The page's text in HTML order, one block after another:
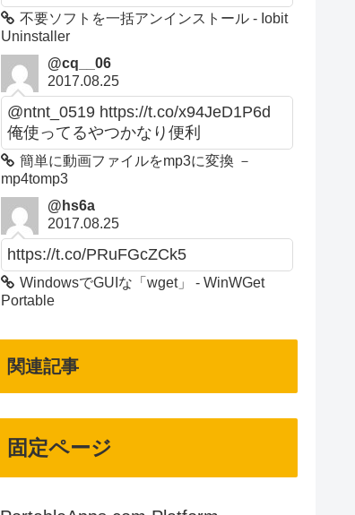
不要ソフトを一括アンインストール - Iobit
Uninstaller
@cq__06
2017.08.25
@ntnt_0519 https://t.co/x94JeD1P6d
俺使ってるやつかなり便利
簡単に動画ファイルをmp3に変換 －
mp4tomp3
@hs6a
2017.08.25
https://t.co/PRuFGcZCk5
WindowsでGUIな「wget」 - WinWGet
Portable
関連記事
固定ページ